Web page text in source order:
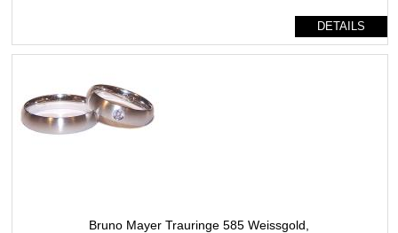
DETAILS
Bruno Mayer Trauringe 585 Weissgold,